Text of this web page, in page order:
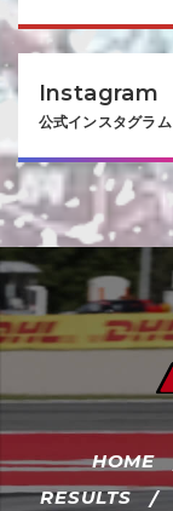
Instagram
公式インスタグラム
HOME
RESULTS